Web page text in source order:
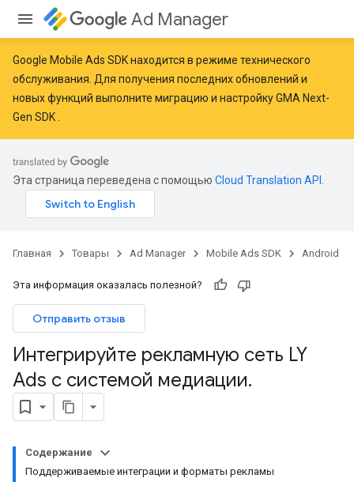
Ad Manager
Google Mobile Ads SDK находится в режиме технического
обслуживания. Для получения последних обновлений и
новых функций выполните миграцию и настройку GMA Next-
Gen SDK
Эта страница переведена с помощью Cloud Translation API
Главная Товары Ad Manager Mobile Ads SDK Android
Эта информация оказалась полезной?
Отправить отзыв
Интегрируйте рекламную сеть LY
Ads с системой медиации.
Содержание
Поддерживаемые интеграции и форматы рекламы